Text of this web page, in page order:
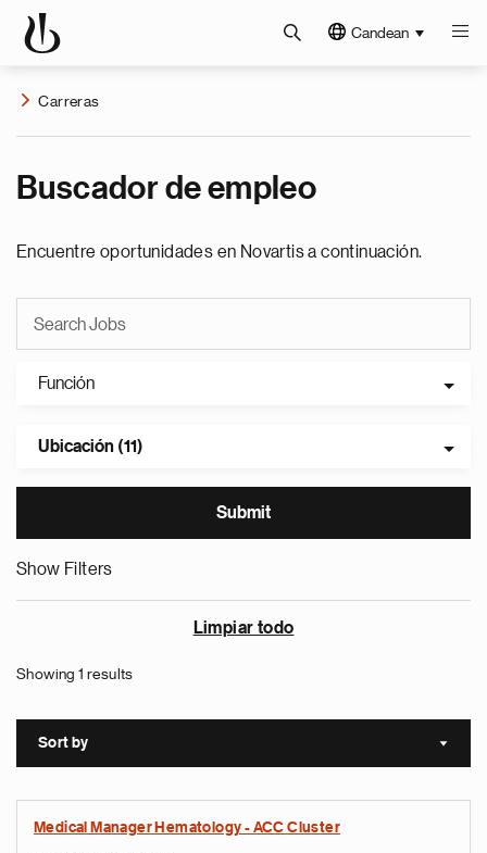
Candean
Carreras
Buscador de empleo
Encuentre oportunidades en Novartis a continuación.
Función
Ubicación (11)
Show Filters
Limpiar todo
Showing 1 results
Sort by Sort
Medical Manager Hematology - ACC Cluster